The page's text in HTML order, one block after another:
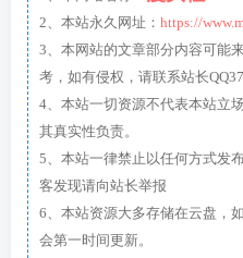
2、本站永久网址： https://
3、本网站的文章部分内容可能
考，如有侵权，请联系站长
4、本站一切资源不代表本站立
其真实性负责。
5、本站一律禁止以任何方式发
客发现请向站长举报
6、本站资源大多存储在云盘，
会第一时间更新。